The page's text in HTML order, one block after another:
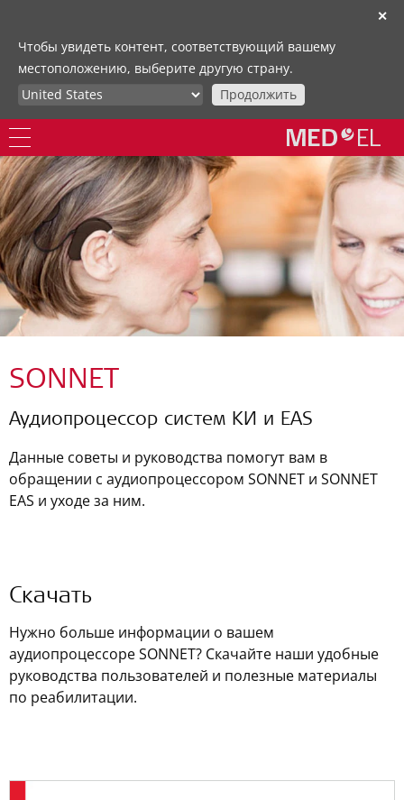
✕
Чтобы увидеть контент, соответствующий вашему
местоположению, выберите другую страну.
Продолжить
SONNET
Аудиопроцессор систем КИ и EAS
Данные советы и руководства помогут вам в
обращении с аудиопроцессором SONNET и SONNET
EAS и уходе за ним.
Скачать
Нужно больше информации о вашем
аудиопроцессоре SONNET? Скачайте наши удобные
руководства пользователей и полезные материалы
по реабилитации.